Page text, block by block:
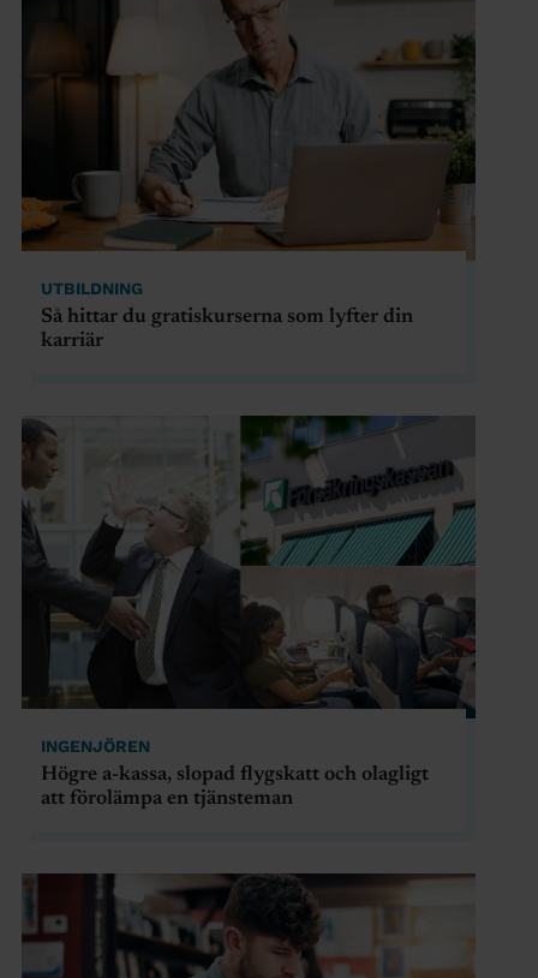
UTBILDNING
Så hittar du gratiskurserna som lyfter din
karriär
INGENJÖREN
Högre a-kassa, slopad flygskatt och olagligt
att förolämpa en tjänsteman